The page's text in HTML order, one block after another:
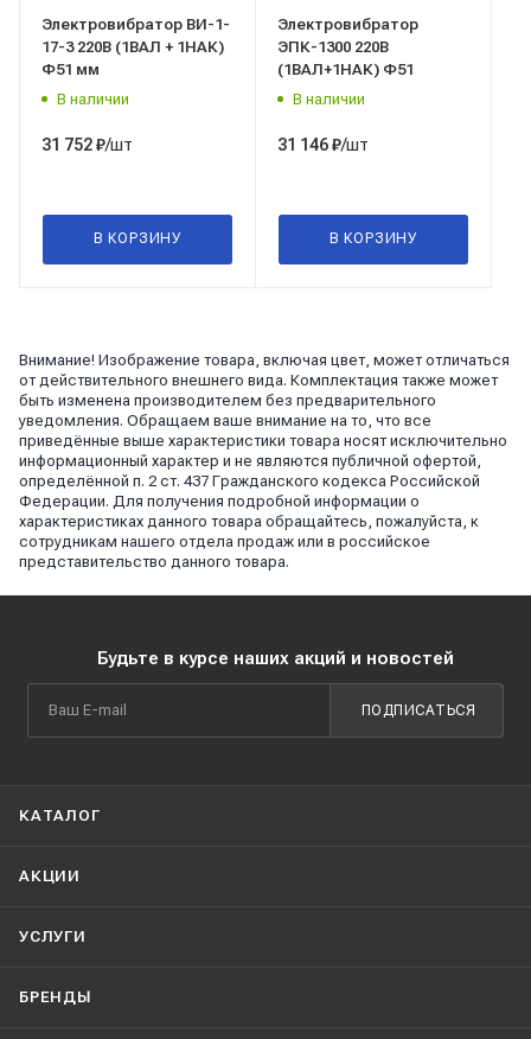
Электровибратор ВИ-1-
17-3 220В (1ВАЛ + 1НАК)
Ф51 мм
В наличии
31 752₽/шт
В КОРЗИНУ
Электровибратор
ЭПК-1300 220В
(1ВАЛ+1НАК) Ф51
В наличии
31 146₽/шт
В КОРЗИНУ
Внимание! Изображение товара, включая цвет, может отличаться
от действительного внешнего вида. Комплектация также может
быть изменена производителем без предварительного
уведомления. Обращаем ваше внимание на то, что все
приведённые выше характеристики товара носят исключительно
информационный характер и не являются публичной офертой,
определённой п. 2 ст. 437 Гражданского кодекса Российской
Федерации. Для получения подробной информации о
характеристиках данного товара обращайтесь, пожалуйста, к
сотрудникам нашего отдела продаж или в российское
представительство данного товара.
Будьте в курсе наших акций и новостей
ПОДПИСАТЬСЯ
КАТАЛОГ
АКЦИИ
УСЛУГИ
БРЕНДЫ